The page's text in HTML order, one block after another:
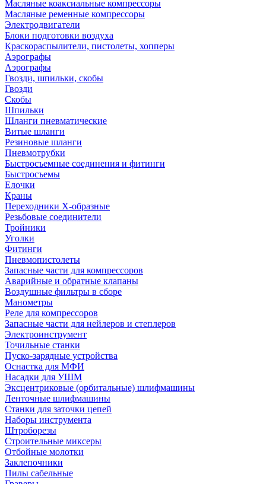
Масляные коаксиальные компрессоры
Масляные ременные компрессоры
Электродвигатели
Блоки подготовки воздуха
Краскораспылители, пистолеты, хопперы
Аэрографы
Аэрографы
Гвозди, шпильки, скобы
Гвозди
Скобы
Шпильки
Шланги пневматические
Витые шланги
Резиновые шланги
Пневмотрубки
Быстросъемные соединения и фитинги
Быстросъемы
Елочки
Краны
Переходники Х-образные
Резьбовые соединители
Тройники
Уголки
Фитинги
Пневмопистолеты
Запасные части для компрессоров
Аварийные и обратные клапаны
Воздушные фильтры в сборе
Манометры
Реле для компрессоров
Запасные части для нейлеров и степлеров
Электроинструмент
Точильные станки
Пуско-зарядные устройства
Оснастка для МФИ
Насадки для УШМ
Эксцентриковые (орбитальные) шлифмашины
Ленточные шлифмашины
Станки для заточки цепей
Наборы инструмента
Штроборезы
Строительные миксеры
Отбойные молотки
Заклепочники
Пилы сабельные